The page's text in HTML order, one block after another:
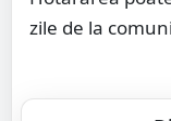
zile de la